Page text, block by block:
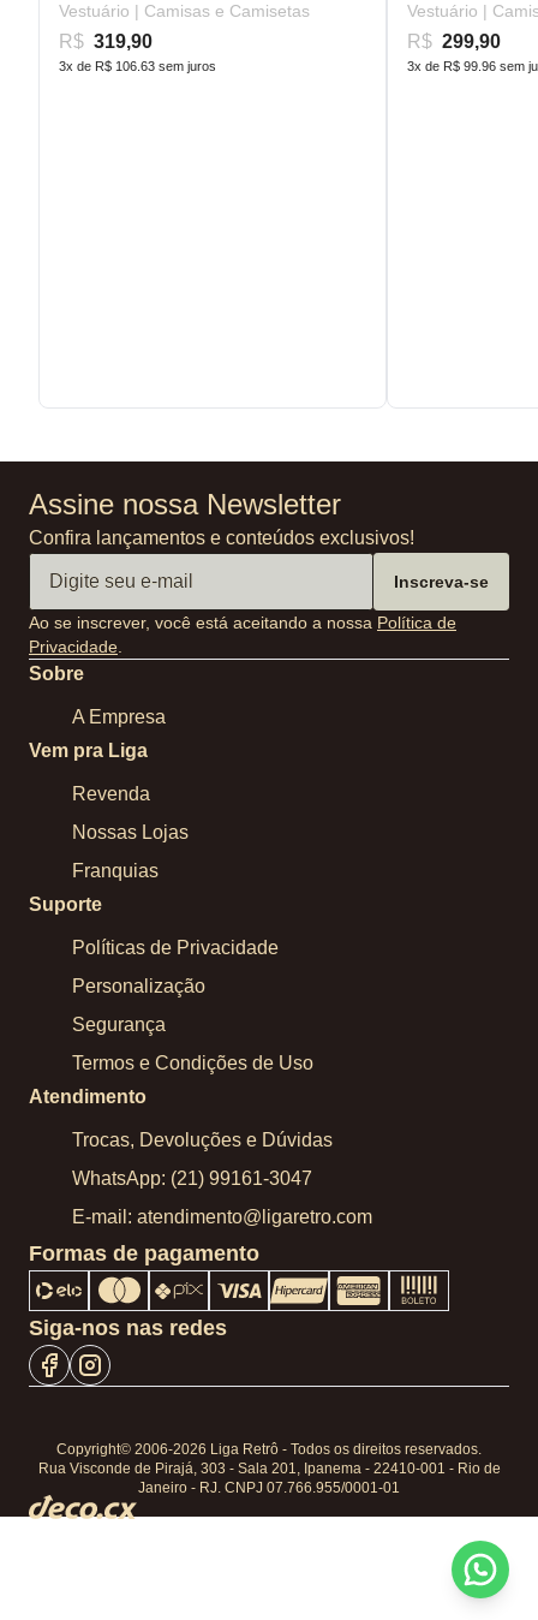
Vestuário | Camisas e Camisetas
R$ 319,90
3x de R$ 106.63 sem juros
Vestuário |
R$ 299,90
3x de R$ 99.96 sem
Assine nossa Newsletter
Confira lançamentos e conteúdos exclusivos!
Inscreva-se
Ao se inscrever, você está aceitando a nossa Política de
Privacidade
Sobre
A Empresa
Vem pra Liga
Revenda
Nossas Lojas
Franquias
Suporte
Políticas de Privacidade
Personalização
Segurança
Termos e Condições de Uso
Atendimento
Trocas, Devoluções e Dúvidas
WhatsApp: (21) 99161-3047
E-mail: atendimento@ligaretro.com
Formas de pagamento
Siga-nos nas redes
Copyright© 2006-2026 Liga Retrô - Todos os direitos reservados.
Rua Visconde de Pirajá, 303 - Sala 201, Ipanema - 22410-001 - Rio de
Janeiro - RJ. CNPJ 07.766.955/0001-01